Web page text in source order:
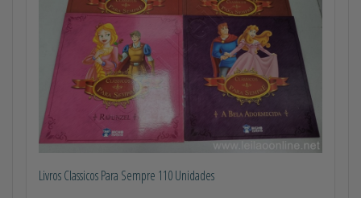
Livros Classicos Para Sempre 110 Unidades